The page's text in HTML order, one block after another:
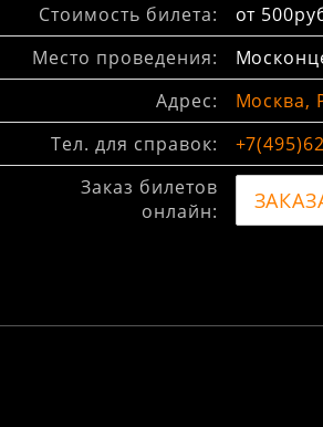
Стоимость билета:
от
Место проведения:
Адрес:
Москва,
Тел. для справок:
Заказ билетов
онлайн: